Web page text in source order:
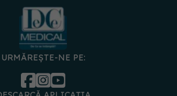
DESCARCĂ APLICAȚIA